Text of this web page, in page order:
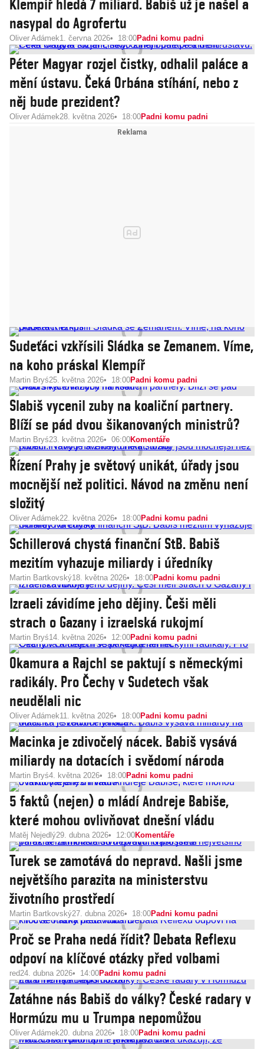
Klempíř hledá 7 miliard. Babiš už je našel a
nasypal do Agrofertu
Oliver Adámek1. června 2026 18:00Padni komu padni
Péter Magyar rozjel čistky, odhalil paláce a
mění ústavu. Čeká Orbána stíhání, nebo z
něj bude prezident?
Oliver Adámek28. května 2026 18:00Padni komu padni
Sudeťáci vzkřísili Sládka se Zemanem. Víme,
na koho práskal Klempíř
Martin Bryś25. května 2026 18:00Padni komu padni
Slabiš vycenil zuby na koaliční partnery.
Blíží se pád dvou šikanovaných ministrů?
Martin Bryś23. května 2026 06:00Komentáře
Řízení Prahy je světový unikát, úřady jsou
mocnější než politici. Návod na změnu není
složitý
Oliver Adámek22. května 2026 18:00Padni komu padni
Schillerová chystá finanční StB. Babiš
mezitím vyhazuje miliardy i úředníky
Martin Bartkovský18. května 2026 18:00Padni komu padni
Izraeli závidíme jeho dějiny. Češi měli
strach o Gazany i izraelská rukojmí
Martin Bryś14. května 2026 12:00Padni komu padni
Okamura a Rajchl se paktují s německými
radikály. Pro Čechy v Sudetech však
neudělali nic
Oliver Adámek11. května 2026 18:00Padni komu padni
Macinka je zdivočelý nácek. Babiš vysává
miliardy na dotacích i svědomí národa
Martin Bryś4. května 2026 18:00Padni komu padni
5 faktů (nejen) o mládí Andreje Babiše,
které mohou ovlivňovat dnešní vládu
Matěj Nejedlý29. dubna 2026 12:00Komentáře
Turek se zamotává do nepravd. Našli jsme
největšího parazita na ministerstvu
životního prostředí
Martin Bartkovský27. dubna 2026 18:00Padni komu padni
Proč se Praha nedá řídit? Debata Reflexu
odpoví na klíčové otázky před volbami
red24. dubna 2026 14:00Padni komu padni
Zatáhne nás Babiš do války? České radary v
Hormúzu mu u Trumpa nepomůžou
Oliver Adámek20. dubna 2026 18:00Padni komu padni